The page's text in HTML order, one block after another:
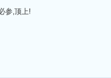
参,顶上!